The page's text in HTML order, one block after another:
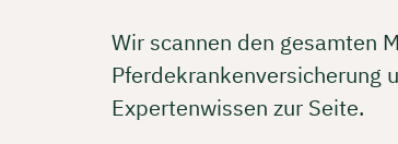
Wir scannen den gesamten
Pferdekrankenversicherung
Expertenwissen zur Seite.